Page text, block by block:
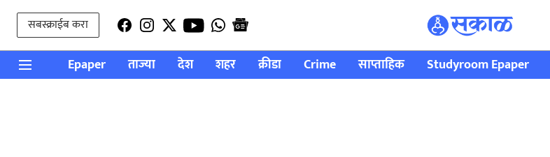
सबस्क्राईब करा
Epaper ताज्या देश शहर क्रीडा Crime साप्ताहिक Studyroom Epaper